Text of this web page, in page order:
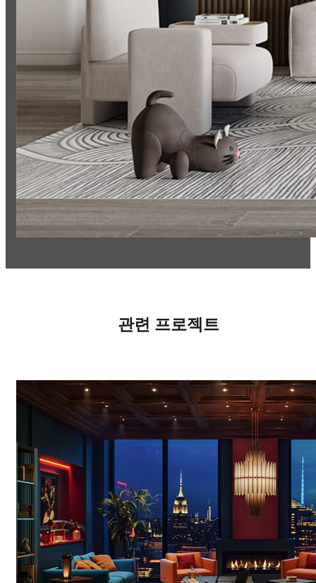
관련 프로젝트